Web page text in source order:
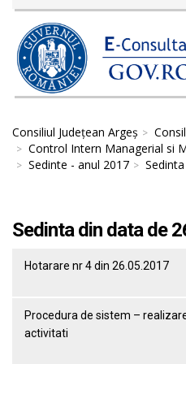
Consiliul Județean Argeș
Control Intern Managerial si
Sedinte - anul 2017
Sedinta din data de
Hotarare nr 4 din 26.05.2017
Procedura de sistem –
activitati